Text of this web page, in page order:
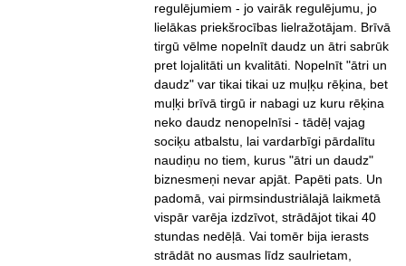
regulējumiem - jo vairāk regulējumu, jo
lielākas priekšrocības lielražotājam. Brīvā
tirgū vēlme nopelnīt daudz un ātri sabrūk
pret lojalitāti un kvalitāti. Nopelnīt "ātri un
daudz" var tikai tikai uz muļķu rēķina, bet
muļķi brīvā tirgū ir nabagi uz kuru rēķina
neko daudz nenopelnīsi - tādēļ vajag
sociķu atbalstu, lai vardarbīgi pārdalītu
naudiņu no tiem, kurus "ātri un daudz"
biznesmeņi nevar apjāt. Papēti pats. Un
padomā, vai pirmsindustriālajā laikmetā
vispār varēja izdzīvot, strādājot tikai 40
stundas nedēļā. Vai tomēr bija ierasts
strādāt no ausmas līdz saulrietam,